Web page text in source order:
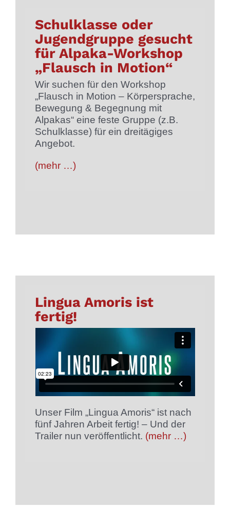
Schulklasse oder
Jugendgruppe gesucht
für Alpaka-Workshop
„Flausch in Motion“
Wir suchen für den Workshop
„Flausch in Motion – Körpersprache,
Bewegung & Begegnung mit
Alpakas“ eine feste Gruppe (z.B.
Schulklasse) für ein dreitägiges
Angebot.
(mehr …)
Lingua Amoris ist
fertig!
Unser Film „Lingua Amoris“ ist nach
fünf Jahren Arbeit fertig! – Und der
Trailer nun veröffentlicht. (mehr …)